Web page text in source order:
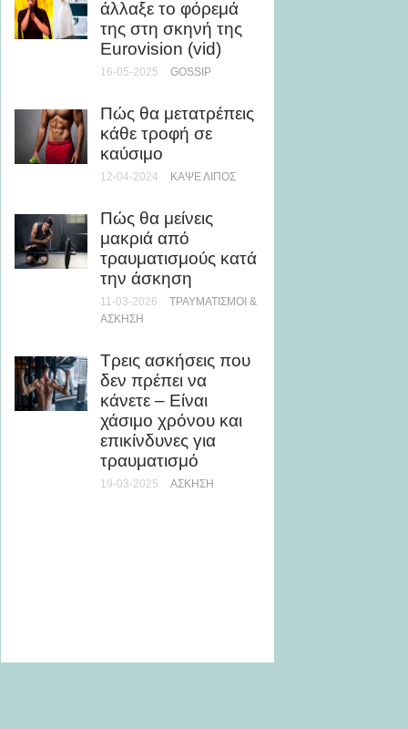
άλλαξε το φόρεμά
της στη σκηνή της
Eurovision (vid)
16-05-2025 GOSSIP
Πώς θα μετατρέπεις
κάθε τροφή σε
καύσιμο
12-04-2024 KΆΨΕ ΛΊΠΟΣ
Πώς θα μείνεις
μακριά από
τραυματισμούς κατά
την άσκηση
11-03-2026
ΤΡΑΥΜΑΤΙΣΜΟΊ &
ΆΣΚΗΣΗ
Τρεις ασκήσεις που
δεν πρέπει να
κάνετε – Είναι
χάσιμο χρόνου και
επικίνδυνες για
τραυματισμό
19-03-2025 ΆΣΚΗΣΗ